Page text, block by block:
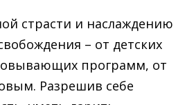
страсти и наслаждению
– от детских
программ, от
Разрешив себе